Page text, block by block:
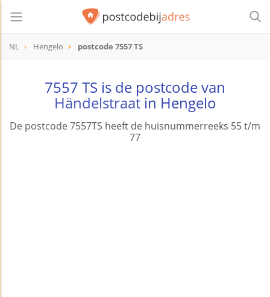
NL Hengelo postcode 7557 TS
7557 TS is de postcode van
Händelstraatin Hengelo
De postcode 7557TS heeft de huisnummerreeks 55 t/m
77